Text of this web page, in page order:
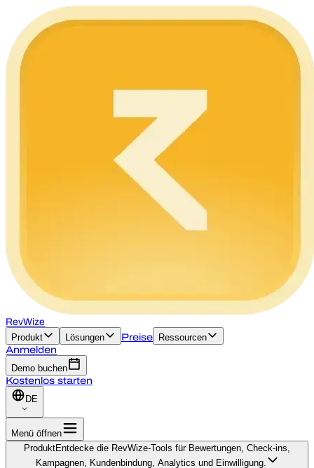
RevWize
Produkt
Lösungen Preise
Ressourcen
Anmelden
Demo buchen
Kostenlos starten
DE
Menü öffnen
ProduktEntdecke die RevWize-Tools für Bewertungen, Check-ins,
Kampagnen, Kundenbindung, Analytics und Einwilligung.